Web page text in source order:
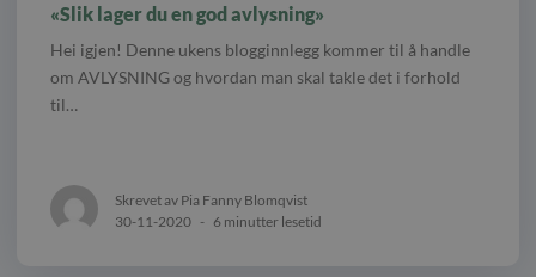
«Slik lager du en god avlysning»
Hei igjen! Denne ukens blogginnlegg kommer til å handle
om AVLYSNING og hvordan man skal takle det i forhold
til…
Skrevet av Pia Fanny Blomqvist
30-11-2020 - 6 minutter lesetid